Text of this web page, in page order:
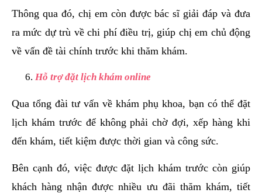
Thông qua đó, chị em còn được bác sĩ giải đáp và đưa
ra mức dự trù về chi phí điều trị, giúp chị em chủ động
về vấn đề tài chính trước khi thăm khám.
Hỗ trợ đặt lịch khám online
Qua tổng đài tư vấn về khám phụ khoa, bạn có thể đặt
lịch khám trước để không phải chờ đợi, xếp hàng khi
đến khám, tiết kiệm được thời gian và công sức.
Bên cạnh đó, việc được đặt lịch khám trước còn giúp
khách hàng nhận được nhiều ưu đãi thăm khám, tiết